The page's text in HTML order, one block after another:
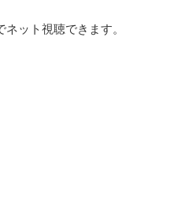
ネット視聴できます。